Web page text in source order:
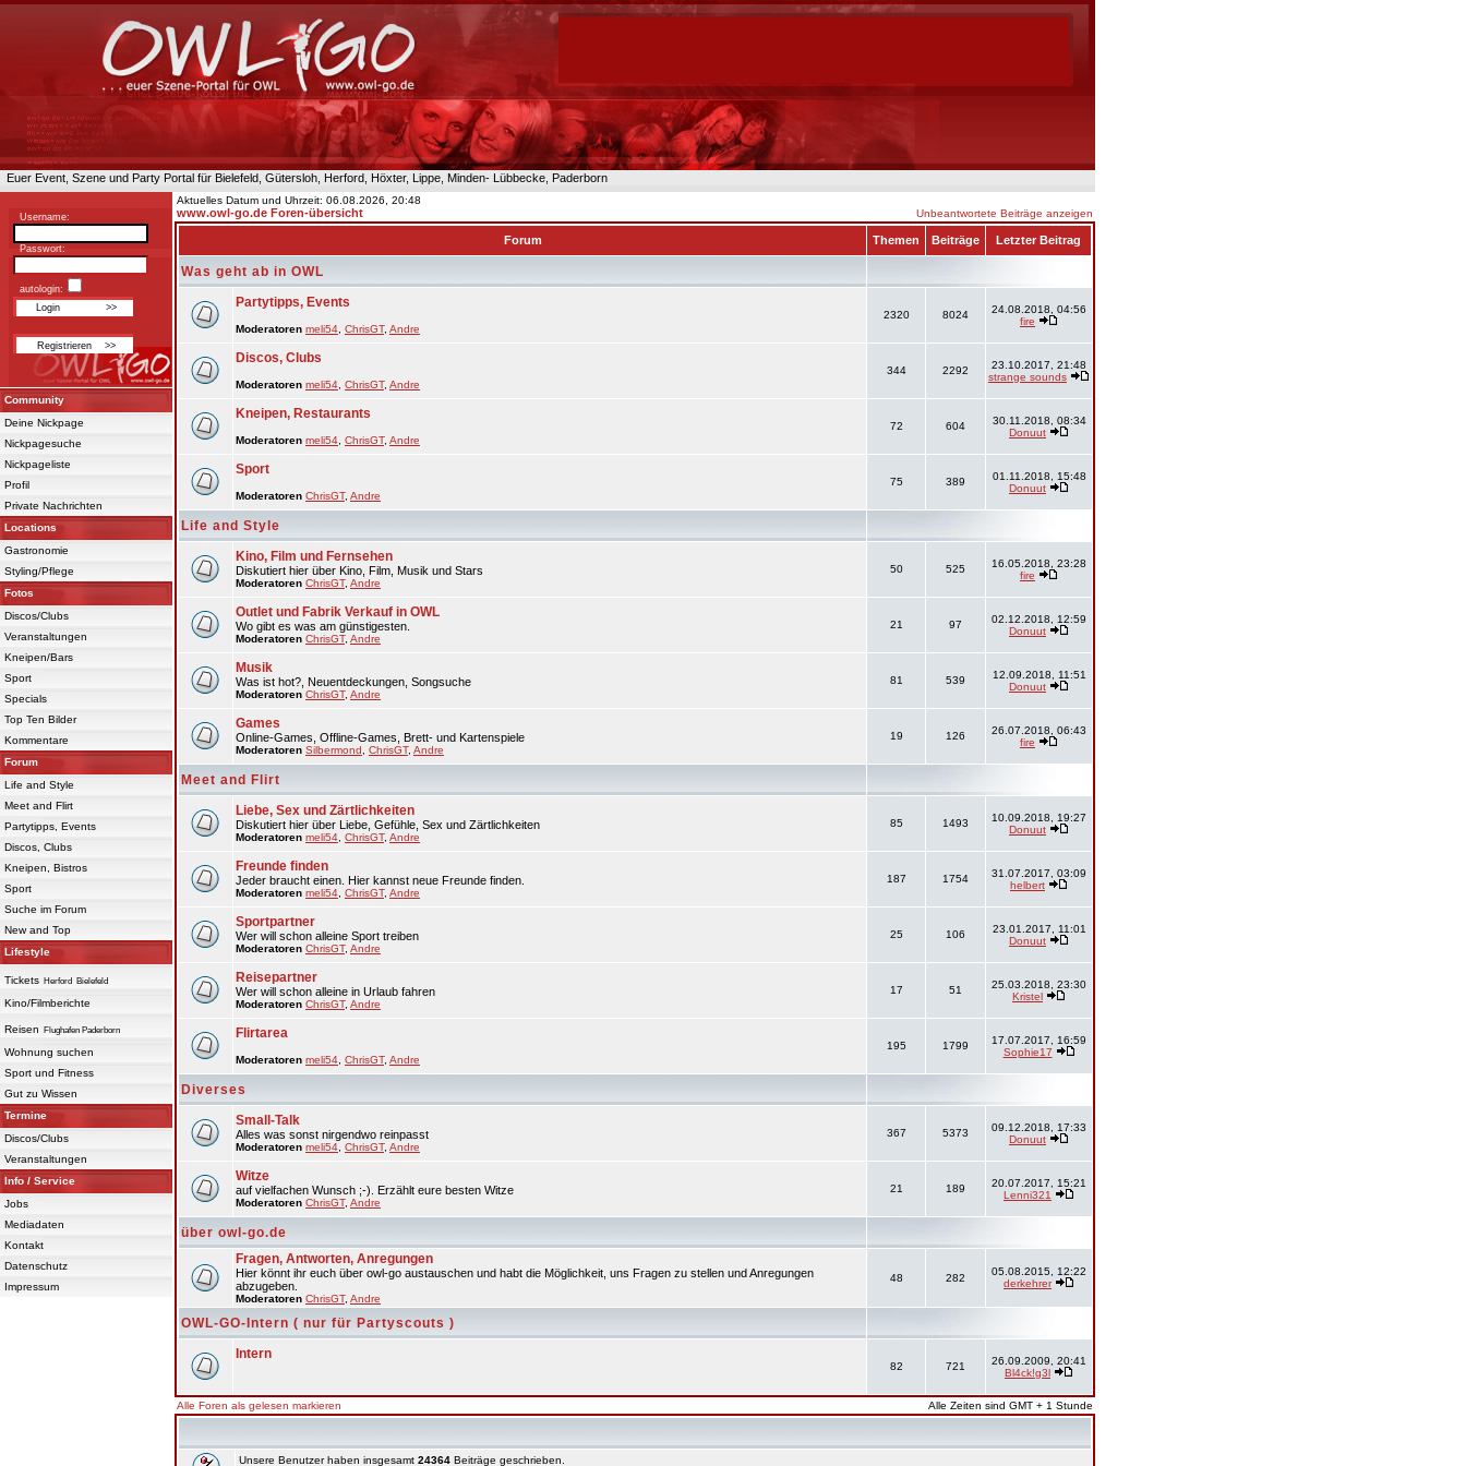
Euer Event, Szene und Party Portal für Bielefeld, Gütersloh, Herford, Höxter, Lippe, Minden- Lübbecke, Paderborn
Username:
Passwort:
autologin:
Community
Deine Nickpage
Nickpagesuche
Nickpageliste
Profil
Private Nachrichten
Locations
Gastronomie
Styling/Pflege
Fotos
Discos/Clubs
Veranstaltungen
Kneipen/Bars
Sport
Specials
Top Ten Bilder
Kommentare
Forum
Life and Style
Meet and Flirt
Partytipps, Events
Discos, Clubs
Kneipen, Bistros
Sport
Suche im Forum
New and Top
Lifestyle
Tickets Herford Bielefeld
Kino/Filmberichte
Reisen Flughafen Paderborn
Wohnung suchen
Sport und Fitness
Gut zu Wissen
Termine
Discos/Clubs
Veranstaltungen
Info / Service
Jobs
Mediadaten
Kontakt
Datenschutz
Impressum
Aktuelles Datum und Uhrzeit: 06.08.2026, 20:48
www.owl-go.de Foren-übersicht Unbeantwortete Beiträge anzeigen
Forum Themen Beiträge Letzter Beitrag
Was geht ab in OWL
Partytipps, Events
Moderatoren meli54 ChrisGT, Andre
2320 8024
24.08.2018, 04:56
fire
Discos, Clubs
Moderatoren meli54 ChrisGT, Andre
344 2292
23.10.2017, 21:48
strange sounds
Kneipen, Restaurants
Moderatoren meli54 ChrisGT, Andre
72 604
30.11.2018, 08:34
Donuut
Sport
Moderatoren ChrisGT, Andre
75 389
01.11.2018, 15:48
Donuut
Life and Style
Kino, Film und Fernsehen
Diskutiert hier über Kino, Film, Musik und Stars
Moderatoren ChrisGT, Andre
50 525
16.05.2018, 23:28
fire
Outlet und Fabrik Verkauf in OWL
Wo gibt es was am günstigesten.
Moderatoren ChrisGT, Andre
21 97
02.12.2018, 12:59
Donuut
Musik
Was ist hot?, Neuentdeckungen, Songsuche
Moderatoren ChrisGT, Andre
81 539
12.09.2018, 11:51
Donuut
Games
Online-Games, Offline-Games, Brett- und Kartenspiele
Moderatoren Silbermond ChrisGT, Andre
19 126
26.07.2018, 06:43
fire
Meet and Flirt
Liebe, Sex und Zärtlichkeiten
Diskutiert hier über Liebe, Gefühle, Sex und Zärtlichkeiten
Moderatoren meli54 ChrisGT, Andre
85 1493
10.09.2018, 19:27
Donuut
Freunde finden
Jeder braucht einen. Hier kannst neue Freunde finden.
Moderatoren meli54 ChrisGT, Andre
187 1754
31.07.2017, 03:09
helbert
Sportpartner
Wer will schon alleine Sport treiben
Moderatoren ChrisGT, Andre
25 106
23.01.2017, 11:01
Donuut
Reisepartner
Wer will schon alleine in Urlaub fahren
Moderatoren ChrisGT, Andre
17 51
25.03.2018, 23:30
Kristel
Flirtarea
Moderatoren meli54 ChrisGT, Andre
195 1799
17.07.2017, 16:59
Sophie17
Diverses
Small-Talk
Alles was sonst nirgendwo reinpasst
Moderatoren meli54 ChrisGT, Andre
367 5373
09.12.2018, 17:33
Donuut
Witze
auf vielfachen Wunsch ;-). Erzählt eure besten Witze
Moderatoren ChrisGT, Andre
21 189
20.07.2017, 15:21
Lenni321
über owl-go.de
Fragen, Antworten, Anregungen
Hier könnt ihr euch über owl-go austauschen und habt die Möglichkeit, uns Fragen zu stellen und Anregungen
abzugeben.
Moderatoren ChrisGT, Andre
48 282
05.08.2015, 12:22
derkehrer
OWL-GO-Intern ( nur für Partyscouts )
Intern
82 721
26.09.2009, 20:41
Bl4ck!g3l
Alle Foren als gelesen markieren Alle Zeiten sind GMT + 1 Stunde
Unsere Benutzer haben insgesamt 24364 Beiträge geschrieben.